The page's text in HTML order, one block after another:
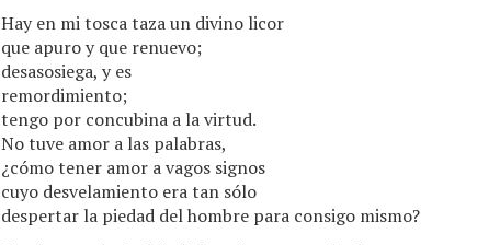
Hay en mi tosca taza un divino licor
que apuro y que renuevo;
desasosiega, y es
remordimiento;
tengo por concubina a la virtud.
No tuve amor a las palabras,
¿cómo tener amor a vagos signos
cuyo desvelamiento era tan sólo
despertar la piedad del hombre para consigo mismo?